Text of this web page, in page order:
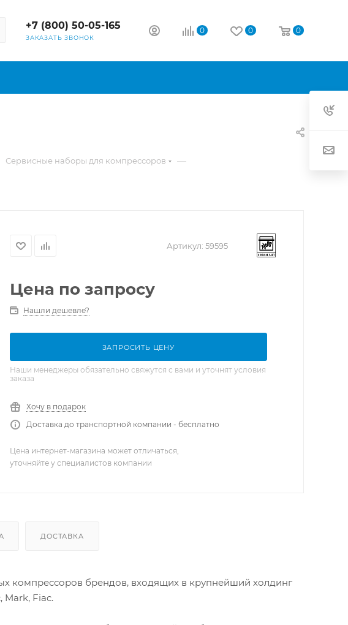
+7 (800) 50-05-165
ЗАКАЗАТЬ ЗВОНОК
0 0 0
Сервисные наборы для компрессоров —
Артикул: 59595
Цена по запросу
Нашли дешевле?
ЗАПРОСИТЬ ЦЕНУ
Наши менеджеры обязательно свяжутся с вами и уточнят условия
заказа
Хочу в подарок
Доставка до транспортной компании - бесплатно
Цена интернет-магазина может отличаться,
уточняйте у специалистов компании
ДОСТАВКА
компрессоров брендов, входящих в крупнейший холдинг
Mark, Fiac.